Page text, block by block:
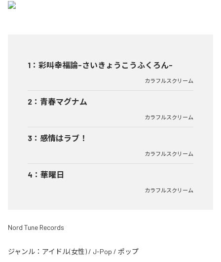
1 ： 彩叫幸福論-さいきょうこうふくろん-
カラフルスクリーム
2 ： 青春マグナム
カラフルスクリーム
3 ： 感情はラブ！
カラフルスクリーム
4 ： 華曜日
カラフルスクリーム
Nord Tune Records
ジャンル： アイドル(女性) / J-Pop / ポップ